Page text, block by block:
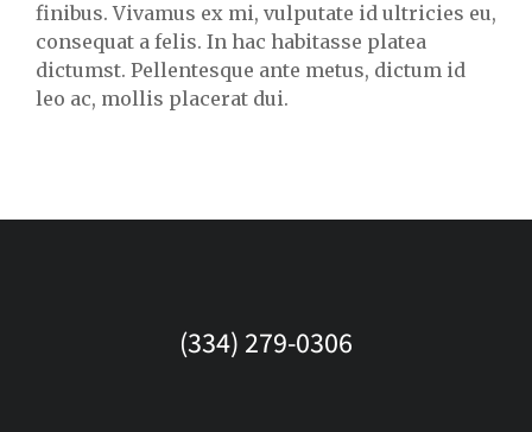
finibus. Vivamus ex mi, vulputate id ultricies eu,
consequat a felis. In hac habitasse platea
dictumst. Pellentesque ante metus, dictum id
leo ac, mollis placerat dui.
(334) 279-0306